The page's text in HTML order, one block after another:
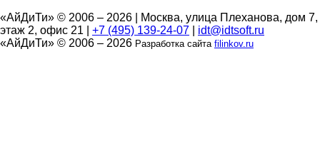
«АйДиТи» © 2006 – 2026
Москва, улица Плеханова, дом 7,
этаж 2, офис 21
+7 (495) 139-24-07
idt@idtsoft.ru
«АйДиТи» © 2006 – 2026 Разработка сайта filinkov.ru